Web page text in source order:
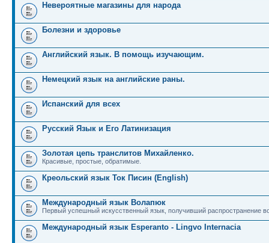
Невероятные магазины для народа
Болезни и здоровье
Английский язык. В помощь изучающим.
Немецкий язык на английские раны.
Испанский для всех
Русский Язык и Его Латинизация
Золотая цепь транслитов Михайленко.
Красивые, простые, обратимые.
Креольский язык Ток Писин (English)
Международный язык Волапюк
Первый успешный искусственный язык, получивший распространение
Международный язык Esperanto - Lingvo Internacia